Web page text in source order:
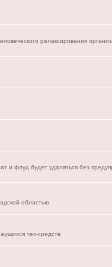
релаксирования
и флуд будет удаляться без
областью
тех-средств